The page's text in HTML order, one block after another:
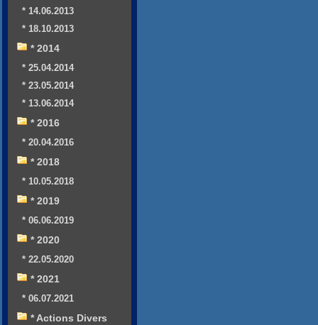
* 14.06.2013
* 18.10.2013
* 2014
* 25.04.2014
* 23.05.2014
* 13.06.2014
* 2016
* 20.04.2016
* 2018
* 10.05.2018
* 2019
* 06.06.2019
* 2020
* 22.05.2020
* 2021
* 06.07.2021
* Actions Divers